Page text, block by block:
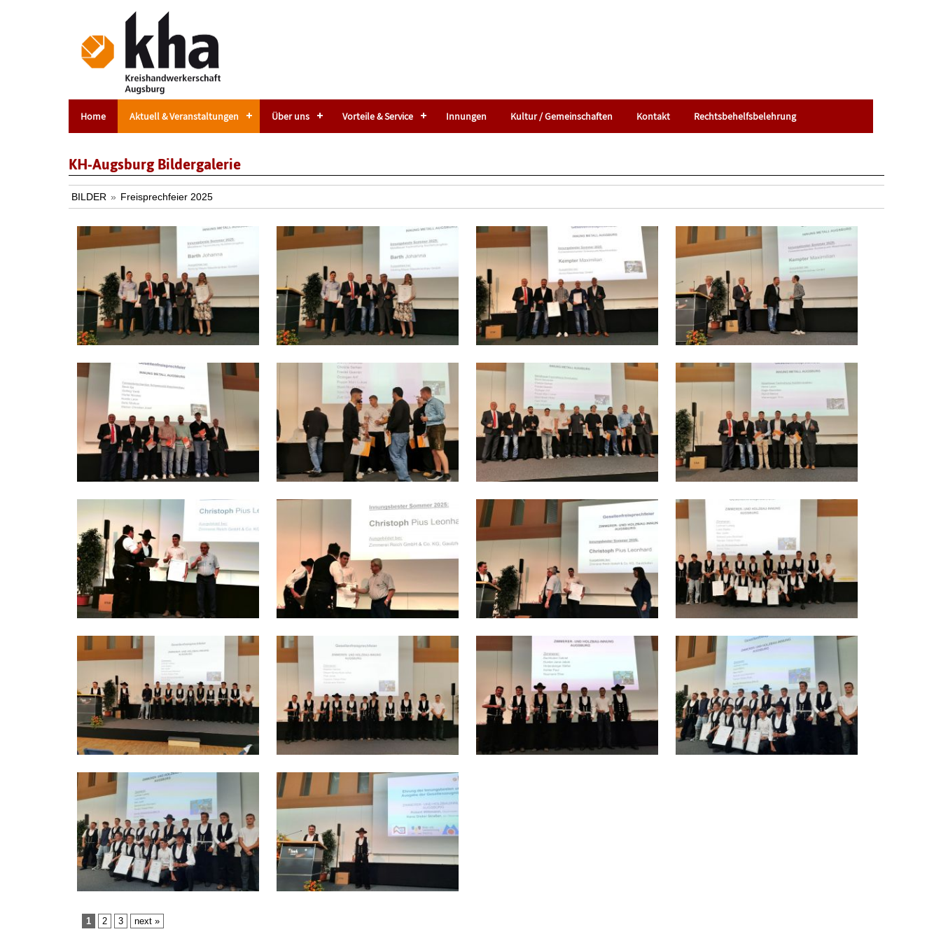
Home Aktuell & Veranstaltungen Über uns Vorteile & Service Innungen Kultur / Gemeinschaften Kontakt Rechtsbehelfsbelehrung
KH-Augsburg Bildergalerie
BILDER » Freisprechfeier 2025
1 2 3 next »